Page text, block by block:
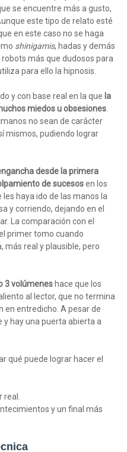
se encuentre más a gusto,
este tipo de relato esté
en este caso no se haga
shinigamis, hadas y demás
más que dudosos para
para ello la hipnosis.
y con base real en la que la
miedos u obsesiones
no sean de carácter
mismos, pudiendo lograr
desde la primera
de sucesosen los
haya ido de las manos la
y corriendo, dejando en el
La comparación con el
primer tomo cuando
más real y plausible, pero
3 volúmenes hace que los
al lector, que no termina
en entredicho. A pesar de
y hay una puerta abierta a
qué puede lograr hacer el
real.
y un final más